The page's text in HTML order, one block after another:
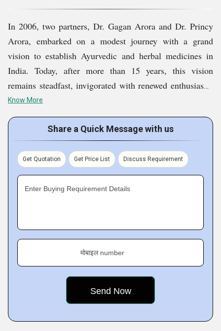
उपरोक्त सभी कारणों के अलावा, नीचे कुछ और कारण बताए गए हैं
कि क्यों हमारे ग्राहक हमें अपने प्रतिस्पर्धियों की तुलना में चुनते हैं:
समय पर डिलीवरी
मजबूत लॉजिस्टिक्स और डिलीवरी टीम
विशेषज्ञों की उत्साही टीम
In 2006, two partners, Dr. Gagan Arora and Dr. Princy
Arora, embarked on a modest journey with a grand
vision to establish Ayurvedic and herbal medicines in
India. Today, after more than 15 years, this vision
remains steadfast, invigorated with renewed enthusiasm.
At A & D Pharma, we are committed to fulfilling
customer needs through scientifically validated, well-
documented, evidence-based, and standardized
formulations. We manufacture and supply items like
Kaya Shudhi Capsules, Rheumatin Syrup, Neem Karela
Jamun Juice, Haridyatone Syrup, Dermad Capsules, and
more. We also offer third-party manufacturing services.
Key Facts of A & D Pharma
Know More
Share a Quick Message with us
Get Quotation Get Price List Discuss Requirement
Enter Buying Requirement Details
मोबाइल number